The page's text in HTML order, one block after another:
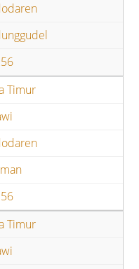
Timur
Timur